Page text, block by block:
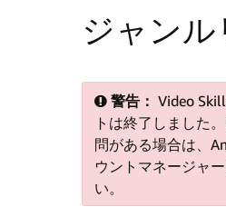
ジャンル
警告： Video
トは終了しました
問がある場合は、
ウントマネージャ
い。